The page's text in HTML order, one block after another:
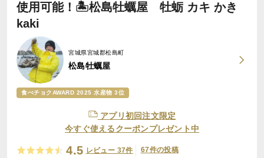
使用可能！🏝️松島牡蠣屋 牡蛎 カキ かき
kaki
宮城県宮城郡松島町
松島牡蠣屋
食べチョクAWARD 2025 水産物 3位
アプリ初回注文限定
今すぐ使えるクーポンプレゼント中
4.5 レビュー 37件 67件の投稿